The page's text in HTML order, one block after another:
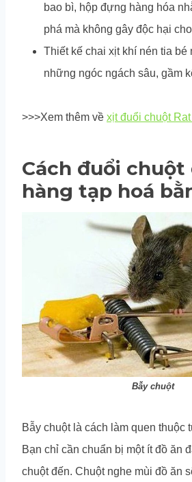
bao bì, hộp đựng hàng hóa
phá mà không gây độc hại
Thiết kế chai xịt khí nén tia bé
những ngóc ngách sâu, gầm
>>>Xem thêm về xịt đuổi chuột
Cách đuổi chuột
hàng tạp hoá
Bẫy chuột
Bẫy chuột là cách làm quen thuộc
Bạn chỉ cần chuẩn bị một ít đồ ăn
chuột đến. Chuột nghe mùi đồ ăn